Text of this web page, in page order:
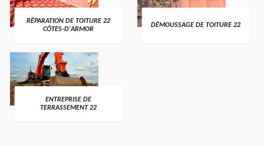
RÉPARATION DE TOITURE 22
CÔTES-D'ARMOR
DÉMOUSSAGE DE TOITURE 22
ENTREPRISE DE
TERRASSEMENT 22